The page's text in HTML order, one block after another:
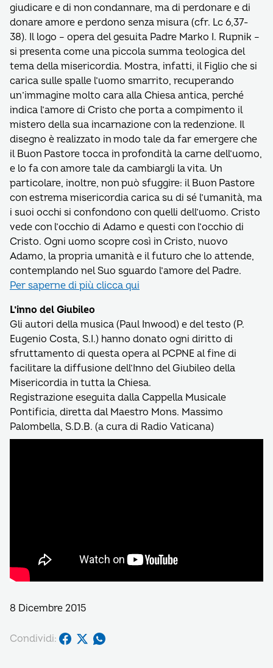
giudicare e di non condannare, ma di perdonare e di
donare amore e perdono senza misura (cfr. Lc 6,37-
38). Il logo – opera del gesuita Padre Marko I. Rupnik –
si presenta come una piccola summa teologica del
tema della misericordia. Mostra, infatti, il Figlio che si
carica sulle spalle l’uomo smarrito, recuperando
un’immagine molto cara alla Chiesa antica, perché
indica l’amore di Cristo che porta a compimento il
mistero della sua incarnazione con la redenzione. Il
disegno è realizzato in modo tale da far emergere che
il Buon Pastore tocca in profondità la carne dell’uomo,
e lo fa con amore tale da cambiargli la vita. Un
particolare, inoltre, non può sfuggire: il Buon Pastore
con estrema misericordia carica su di sé l’umanità, ma
i suoi occhi si confondono con quelli dell’uomo. Cristo
vede con l’occhio di Adamo e questi con l’occhio di
Cristo. Ogni uomo scopre così in Cristo, nuovo
Adamo, la propria umanità e il futuro che lo attende,
contemplando nel Suo sguardo l’amore del Padre.
Per saperne di più clicca qui
L’inno del Giubileo
Gli autori della musica (Paul Inwood) e del testo (P.
Eugenio Costa, S.I.) hanno donato ogni diritto di
sfruttamento di questa opera al PCPNE al fine di
facilitare la diffusione dell’Inno del Giubileo della
Misericordia in tutta la Chiesa.
Registrazione eseguita dalla Cappella Musicale
Pontificia, diretta dal Maestro Mons. Massimo
Palombella, S.D.B. (a cura di Radio Vaticana)
8 Dicembre 2015
Condividi: